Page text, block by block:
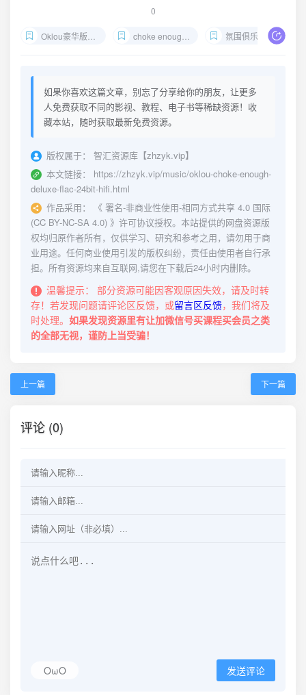
0
Oklou豪华版FLAC下载 choke enough 24bit试听 氛围俱乐部HIFI试音
如果你喜欢这篇文章，别忘了分享给你的朋友，让更多
人免费获取不同的影视、教程、电子书等稀缺资源！收
藏本站，随时获取最新免费资源。
版权属于：
智汇资源库【zhzyk.vip】
本文链接：
https://zhzyk.vip/music/oklou-choke-enough-
deluxe-flac-24bit-hifi.html
作品采用：
《 署名-非商业性使用-相同方式共享 4.0 国际
(CC BY-NC-SA 4.0) 》许可协议授权。本站提供的网盘资源版
权均归原作者所有，仅供学习、研究和参考之用，请勿用于商
业用途。任何商业使用引发的版权纠纷，责任由使用者自行承
担。所有资源均来自互联网,请您在下载后24小时内删除。
温馨提示：
部分资源可能因客观原因失效，请及时转
存！若发现问题请评论区反馈，或留言区反馈，我们将及
时处理。 如果发现资源里有让加微信号买课程买会员之类
的全部无视，谨防上当受骗！
上一篇 下一篇
评论 (0)
OωO 发送评论